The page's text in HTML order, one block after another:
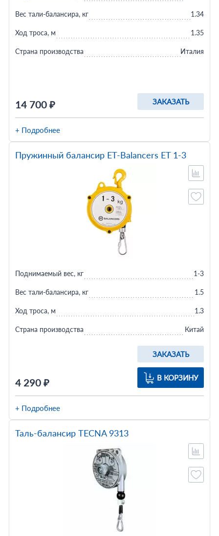
14 700 ₽ ЗАКАЗАТЬ
Вес тали-балансира, кг 1.34
Ход троса, м 1.35
Страна производства Италия
+ Подробнее
Пружинный балансир ET-Balancers ET 1-3
4 290 ₽
ЗАКАЗАТЬ
В КОРЗИНУ
Поднимаемый вес, кг 1-3
Вес тали-балансира, кг 1.5
Ход троса, м 1.3
Страна производства Китай
+ Подробнее
Таль-балансир TECNA 9313